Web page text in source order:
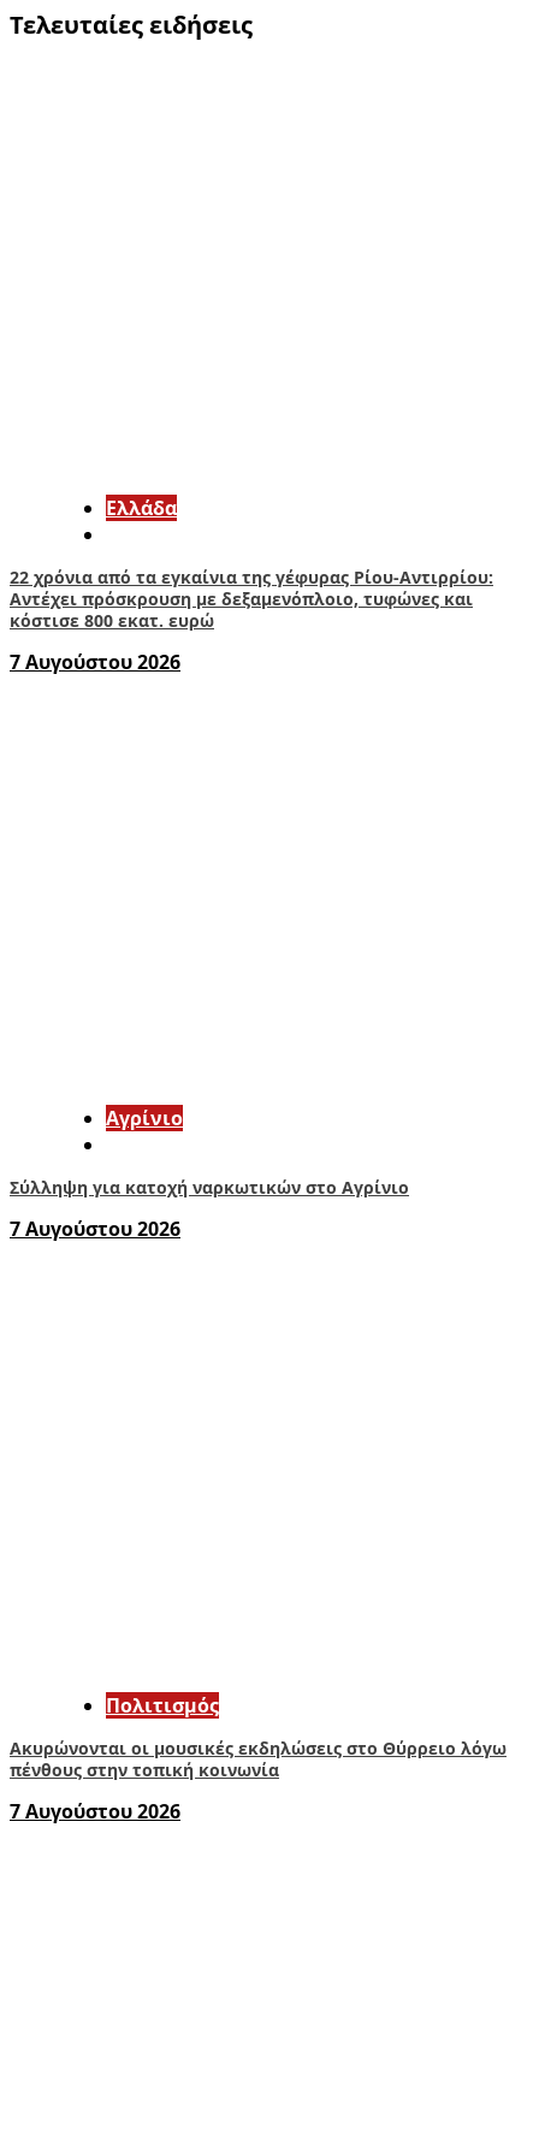
Τελευταίες ειδήσεις
Ελλάδα
22 χρόνια από τα εγκαίνια της γέφυρας Ρίου-Αντιρρίου:
Αντέχει πρόσκρουση με δεξαμενόπλοιο, τυφώνες και
κόστισε 800 εκατ. ευρώ
7 Αυγούστου 2026
Aγρίνιο
Σύλληψη για κατοχή ναρκωτικών στο Αγρίνιο
7 Αυγούστου 2026
Πολιτισμός
Ακυρώνονται οι μουσικές εκδηλώσεις στο Θύρρειο λόγω
πένθους στην τοπική κοινωνία
7 Αυγούστου 2026